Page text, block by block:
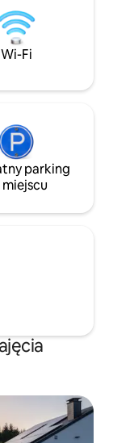
cieszenia się
spokojem i
Wi-Fi
parking
miejscu